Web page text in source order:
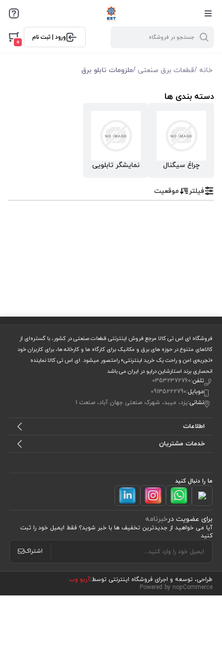
ورود | ثبت نام
0
خانه /قطعات برق صنعتی /ملزومات تابلو برق
دسته بندی ها
چراغ سیگنال نمایشگر تابلویی
فیلتر بر اساس قیمت
مشاهده محصولات (0)
فیلتر موقعیت
فروشگاه ای اس تی کالا مرجع فروش اینترنتی قطعات صنعتی در کشور، با گستره‌ای از
کالاهای متنوع در حوزه های برق و مکانیک برای کارگاه ها و کارخانه ها، برای کاربران خود
«تجربه‌ی امن و راحت یک خرید اینترنتی» رامتصور میشود. ای اس تی کالا نماینده
انحصاری برند استارشاین درایو در ایران می باشد
تلفن:03532372760
موبایل:09135222790
نشانی:یزد، میبد، شهرک صنعتی جهان آباد، صنعت 1
اطلاعات
خدمات مشتریان
ما را دنبال کنید
برای عضویت درخبرنامه
آیا می خواهید از جدید‌ترین تخفیف‌ ها با‌ خبر شوید؟ فقط ایمیل خود را ثبت
کنید
اشتراک
طراحی، توسعه و اجرای فروشگاه اینترنتی توسط:آریو وب
Powered by nopCommerce